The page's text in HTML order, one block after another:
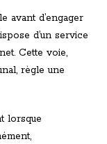
avant d’engager
d’un service
Cette voie,
règle une
lorsque